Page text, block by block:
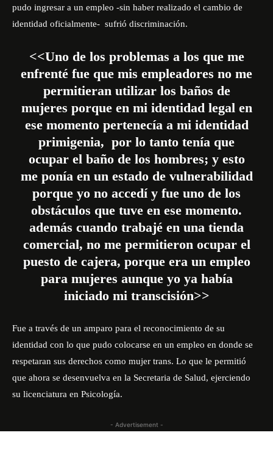
pudo ingresar a un empleo -sin haber realizado el cambio de
identidad oficialmente- sufrió discriminación.
<<Uno de los problemas a los que me
enfrenté fue que mis empleadores no me
permitieran utilizar los baños de
mujeres porque en mi identidad legal en
ese momento pertenecía a mi identidad
primigenia, por lo tanto tenía que
ocupar el baño de los hombres; y esto
me ponía en un estado de vulnerabilidad
porque yo no accedí y fue uno de los
obstáculos que tuve en ese momento.
además cuando trabajé en una tienda
comercial, no me permitieron ocupar el
puesto de cajera, porque era un empleo
para mujeres aunque yo ya había
iniciado mi transcisión>>
Fue a través de un amparo para el reconocimiento de su
identidad con lo que pudo colocarse en un empleo en donde se
respetaran sus derechos como mujer trans. Lo que le permitió
que ahora se desenvuelva en la Secretaria de Salud, ejerciendo
su licenciatura en Psicología.
- Advertisement -